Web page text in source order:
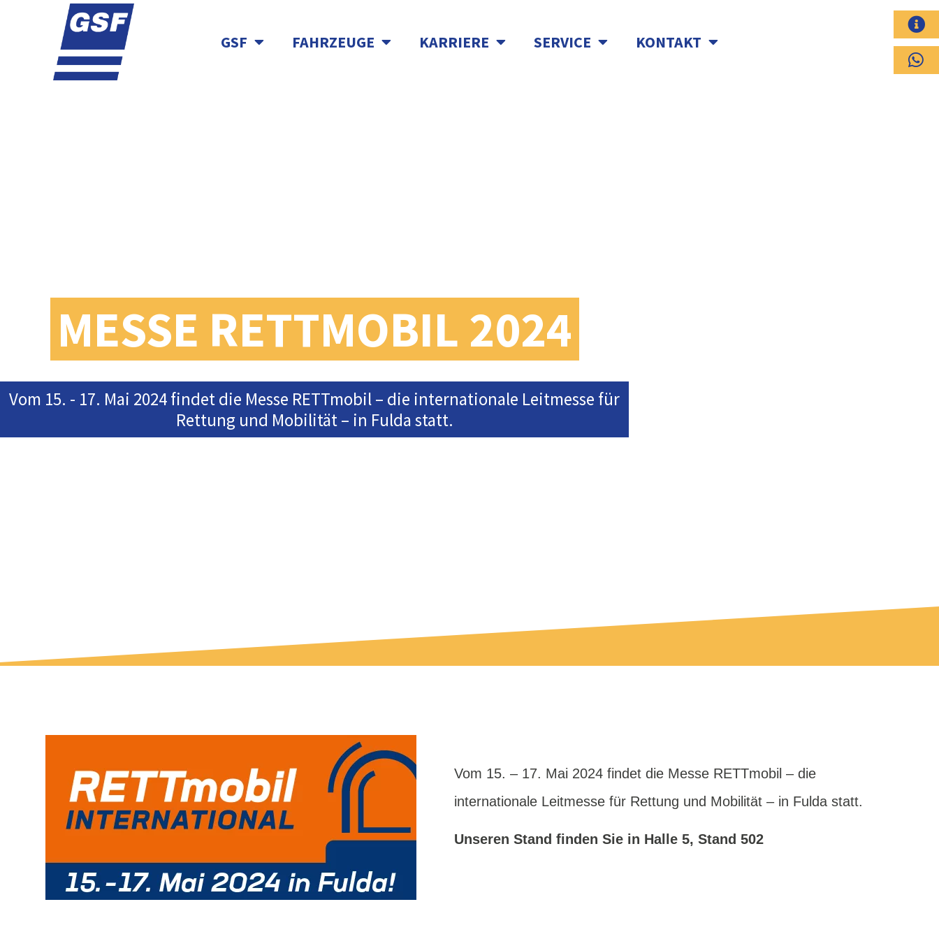
GSF FAHRZEUGE KARRIERE SERVICE KONTAKT
MESSE RETTMOBIL 2024
Vom 15. - 17. Mai 2024 findet die Messe RETTmobil – die internationale Leitmesse für
Rettung und Mobilität – in Fulda statt.
Vom 15. – 17. Mai 2024 findet die Messe RETTmobil – die
internationale Leitmesse für Rettung und Mobilität – in Fulda statt.
Unseren Stand finden Sie in Halle 5, Stand 502